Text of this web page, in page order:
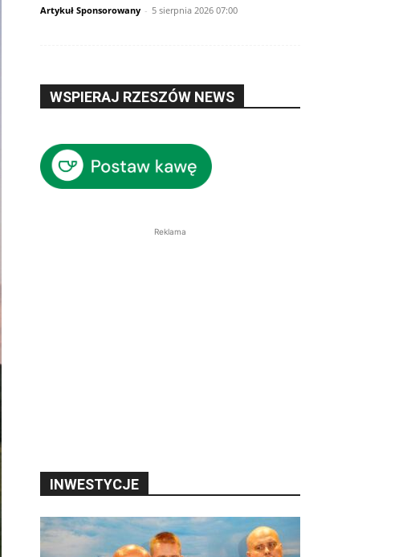
Artykuł Sponsorowany - 5 sierpnia 2026 07:00
WSPIERAJ RZESZÓW NEWS
Reklama
INWESTYCJE